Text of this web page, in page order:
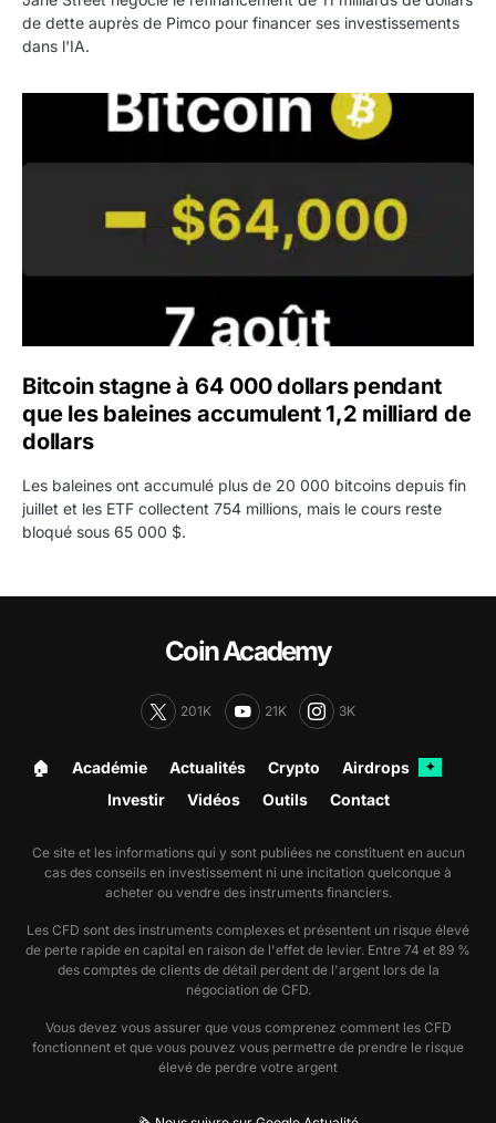
de dette auprès de Pimco pour financer ses investissements
dans l'IA.
Bitcoin stagne à 64 000 dollars pendant que les
Bitcoin stagne à 64 000 dollars pendant
que les baleines accumulent 1,2 milliard de
dollars
Les baleines ont accumulé plus de 20 000 bitcoins depuis fin
juillet et les ETF collectent 754 millions, mais le cours reste
bloqué sous 65 000 $.
Coin Academy
201K 21K 3K
🏠︎ Académie Actualités Crypto Airdrops ✦
Investir Vidéos Outils Contact
Ce site et les informations qui y sont publiées ne constituent en aucun
cas des conseils en investissement ni une incitation quelconque à
acheter ou vendre des instruments financiers.
Les CFD sont des instruments complexes et présentent un risque élevé
de perte rapide en capital en raison de l'effet de levier. Entre 74 et 89 %
des comptes de clients de détail perdent de l'argent lors de la
négociation de CFD.
Vous devez vous assurer que vous comprenez comment les CFD
fonctionnent et que vous pouvez vous permettre de prendre le risque
élevé de perdre votre argent